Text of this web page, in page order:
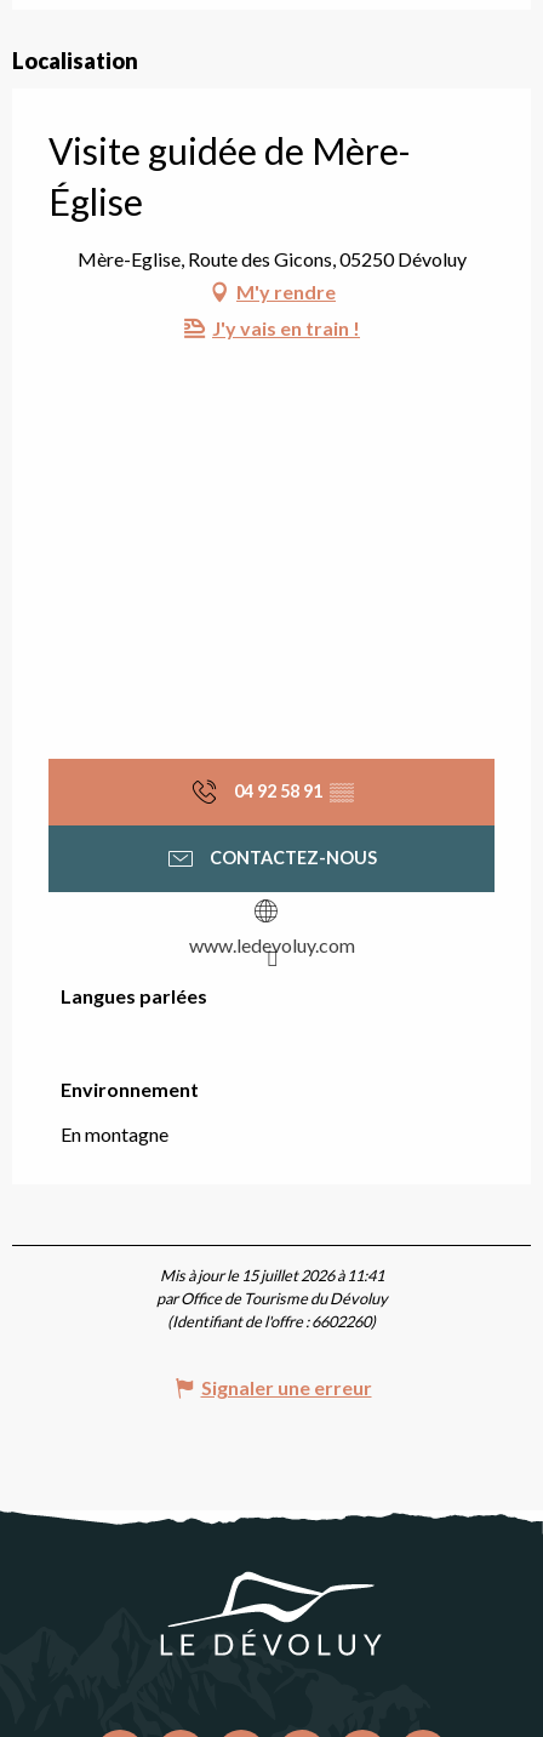
Localisation
Visite guidée de Mère-
Église
Mère-Eglise, Route des Gicons, 05250 Dévoluy
M'y rendre
J'y vais en train !
04 92 58 91 ▒▒
CONTACTEZ-NOUS
www.ledevoluy.com
Langues parlées
Langues parlées
Environnement
Environnement
En montagne
Mis à jour le 15 juillet 2026 à 11:41
par Office de Tourisme du Dévoluy
(Identifiant de l'offre :6602260)
Signaler une erreur